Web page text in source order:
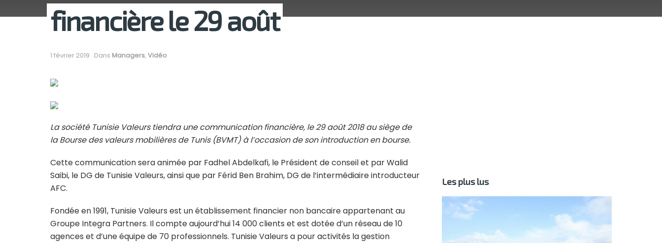
financière le 29 août
1 février 2019 Dans Managers, Vidéo
La société Tunisie Valeurs tiendra une communication financière, le 29 août 2018 au siège de
la Bourse des valeurs mobilières de Tunis (BVMT) à l’occasion de son introduction en bourse.
Cette communication sera animée par Fadhel Abdelkafi, le Président de conseil et par Walid
Saibi, le DG de Tunisie Valeurs, ainsi que par Férid Ben Brahim, DG de l’intermédiaire introducteur
AFC.
Fondée en 1991, Tunisie Valeurs est un établissement financier non bancaire appartenant au
Groupe Integra Partners. Il compte aujourd’hui 14 000 clients et est dotée d’un réseau de 10
agences et d’une équipe de 70 professionnels. Tunisie Valeurs a pour activités la gestion
Les plus lus